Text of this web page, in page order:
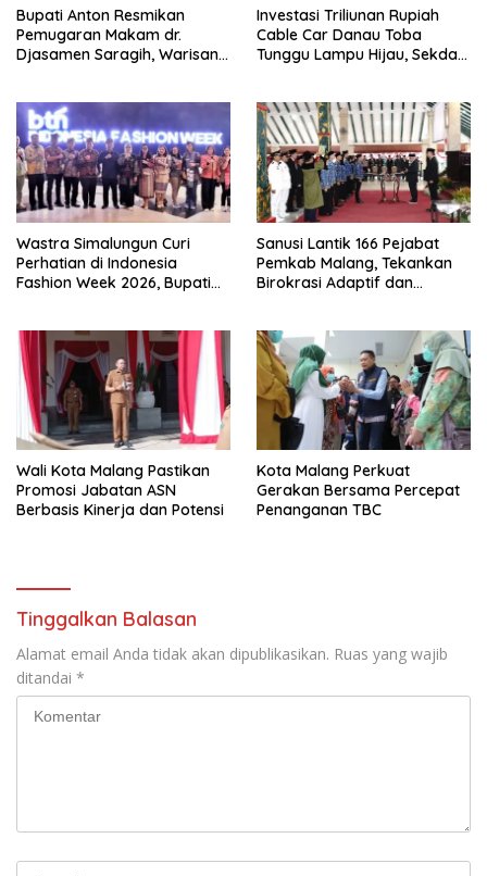
Bupati Anton Resmikan
Pemugaran Makam dr.
Djasamen Saragih, Warisan
Mendatang
Investasi Triliunan Rupiah
Cable Car Danau Toba
Tunggu Lampu Hijau, Sekda
Wastra Simalungun Curi
Perhatian di Indonesia
Fashion Week 2026, Bupati
Sanusi Lantik 166 Pejabat
Pemkab Malang, Tekankan
Birokrasi Adaptif dan
Wali Kota Malang Pastikan
Promosi Jabatan ASN
Berbasis Kinerja dan Potensi
Kota Malang Perkuat
Gerakan Bersama Percepat
Penanganan TBC
Tinggalkan Balasan
Alamat email Anda tidak akan dipublikasikan. Ruas yang wajib
ditandai *